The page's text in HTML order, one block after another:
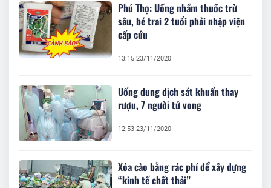
Phú Thọ: Uống nhầm thuốc trừ
sâu, bé trai 2 tuổi phải nhập viện
cấp cứu
13:15 23/11/2020
Uống dung dịch sát khuẩn thay
rượu, 7 người tử vong
12:53 23/11/2020
Xóa cào bằng rác phí để xây dựng
“kinh tế chất thải”